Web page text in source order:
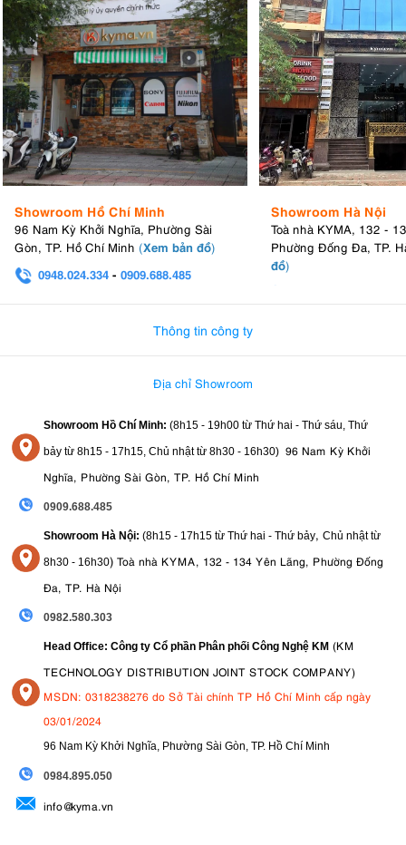
Showroom Hồ Chí Minh
96 Nam Kỳ Khởi Nghĩa, Phường Sài
Gòn, TP. Hồ Chí Minh (Xem bản đồ)
0948.024.334 - 0909.688.485
Showroom Hà Nội
Toà nhà KYMA, 132 -
Phường Đống Đa, TP.
đồ)
Thông tin công ty
Địa chỉ Showroom
Showroom Hồ Chí Minh: (8h15 - 19h00 từ Thứ hai - Thứ sáu, Thứ
bảy từ 8h15 - 17h15, Chủ nhật từ 8h30 - 16h30) 96 Nam Kỳ Khởi
Nghĩa, Phường Sài Gòn, TP. Hồ Chí Minh
0909.688.485
Showroom Hà Nội: (8h15 - 17h15 từ Thứ hai - Thứ bảy, Chủ nhật từ
8h30 - 16h30) Toà nhà KYMA, 132 - 134 Yên Lãng, Phường Đống
Đa, TP. Hà Nội
0982.580.303
Head Office: Công ty Cổ phần Phân phối Công Nghệ KM (KM
TECHNOLOGY DISTRIBUTION JOINT STOCK COMPANY)
MSDN: 0318238276 do Sở Tài chính TP Hồ Chí Minh cấp ngày
03/01/2024
96 Nam Kỳ Khởi Nghĩa, Phường Sài Gòn, TP. Hồ Chí Minh
0984.895.050
info@kyma.vn